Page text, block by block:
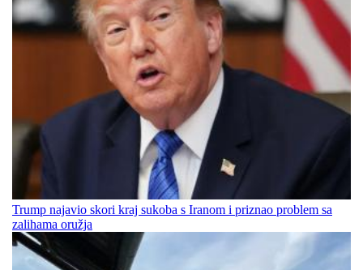
Trump najavio skori kraj sukoba s Iranom i priznao problem sa
zalihama oružja